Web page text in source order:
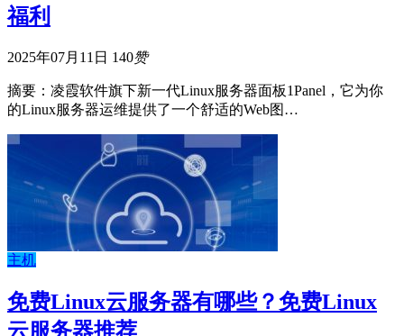
福利
2025年07月11日 140赞
摘要：凌霞软件旗下新一代Linux服务器面板1Panel，它为你
的Linux服务器运维提供了一个舒适的Web图…
主机
免费Linux云服务器有哪些？免费Linux
云服务器推荐